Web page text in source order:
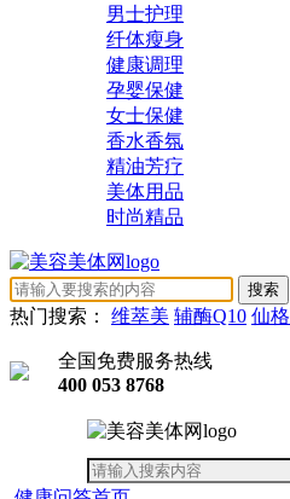
男士护理
纤体瘦身
健康调理
孕婴保健
女士保健
香水香氛
精油芳疗
美体用品
时尚精品
热门搜索： 维萃美 辅酶Q10 仙
全国免费服务热线
400 053 8768